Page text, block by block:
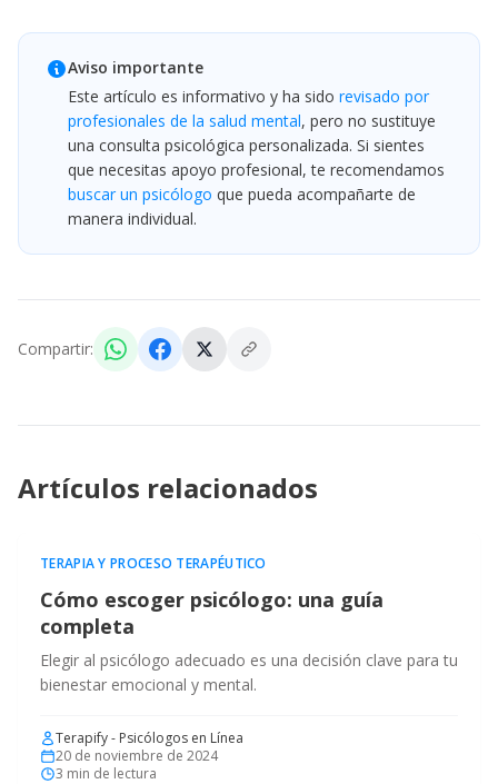
Aviso importante
Este artículo es informativo y ha sido revisado por
profesionales de la salud mental, pero no sustituye
una consulta psicológica personalizada. Si sientes
que necesitas apoyo profesional, te recomendamos
buscar un psicólogo que pueda acompañarte de
manera individual.
Compartir:
Artículos relacionados
TERAPIA Y PROCESO TERAPÉUTICO
Cómo escoger psicólogo: una guía
completa
Elegir al psicólogo adecuado es una decisión clave para tu
bienestar emocional y mental.
Terapify - Psicólogos en Línea
20 de noviembre de 2024
3 min de lectura